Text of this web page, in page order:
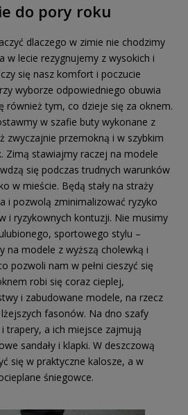
do pory roku
dlaczego w zimie nie chodzimy
w lecie rezygnujemy z wysokich i
się nasz komfort i poczucie
wyborze odpowiedniego obuwia
również tym, co dzieje się za oknem.
w szafie buty wykonane z
zwyczajnie przemokną i w szybkim
Zimą stawiajmy raczej na modele
się podczas trudnych warunków
w mieście. Będą stały na straży
i pozwolą zminimalizować ryzyko
i ryzykownych kontuzji. Nie musimy
sportowego stylu –
na modele z wyższą cholewką i
pozwoli nam w pełni cieszyć się
robi się coraz cieplej,
i zabudowane modele, na rzecz
fasonów. Na dno szafy
trapery, a ich miejsce zajmują
sandały i klapki. W deszczową
się w praktyczne kalosze, a w
śniegowce.